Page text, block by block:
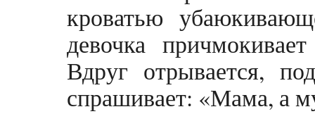
кроватью
девочка
Вдруг отрывается,
спрашивает: «Мама, а